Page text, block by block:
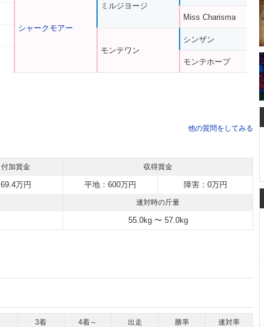
シャークモアー
ミルジヨージ
モンテワン
Miss Charisma
シンザン
モンテホープ
他の質問をしてみる
付加賞金 収得賞金
69.4万円 平地：600万円 障害：0万円
連対時の斤量
55.0kg 〜 57.0kg
3着 4着～ 出走 勝率 連対率